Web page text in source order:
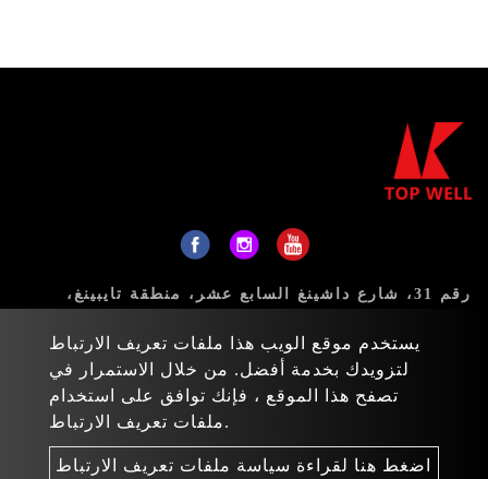
يستخدم موقع الويب هذا ملفات تعريف الارتباط
لتزويدك بخدمة أفضل. من خلال الاستمرار في
تصفح هذا الموقع ، فإنك توافق على استخدام
ملفات تعريف الارتباط.
اضغط هنا لقراءة سياسة ملفات تعريف الارتباط
رقم 31، شارع داشينغ السابع عشر، منطقة تايبينغ،
sales@topwell-tools.com